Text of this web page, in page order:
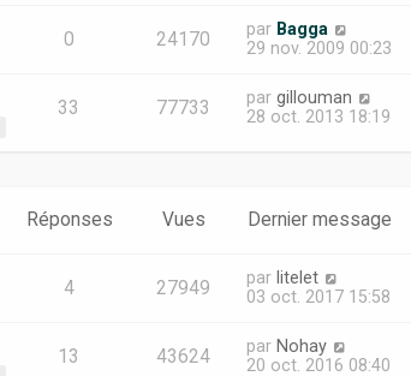
0 24170 par Bagga
29 nov. 2009 00:23
33 77733 par gillouman
28 oct. 2013 18:19
Réponses Vues Dernier message
4 27949 par litelet
03 oct. 2017 15:58
13 43624 par Nohay
20 oct. 2016 08:40